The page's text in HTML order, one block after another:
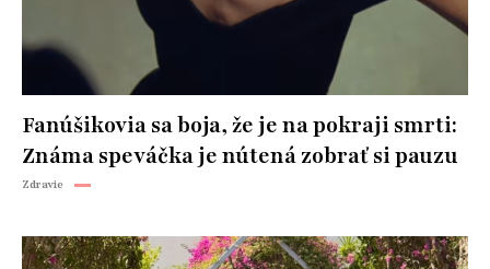
Fanúšikovia sa boja, že je na pokraji smrti:
Známa speváčka je nútená zobrať si pauzu
Zdravie